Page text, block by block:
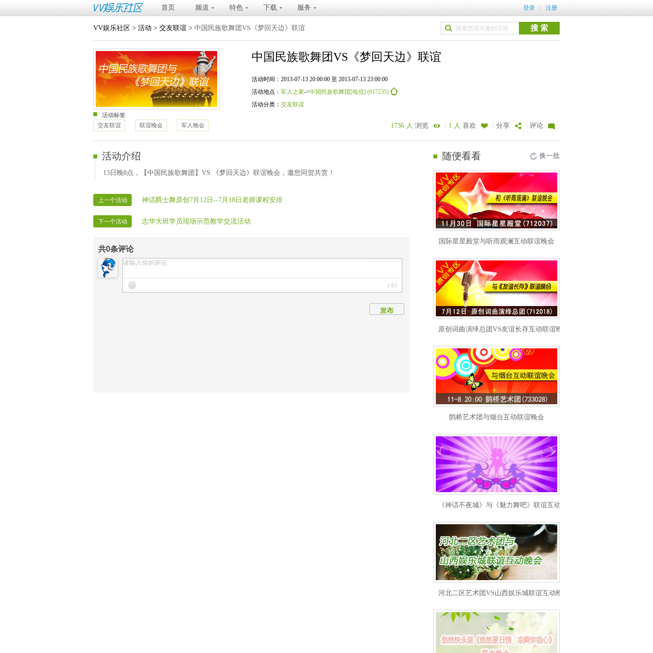
首页 频道 特色 下载 服务 登录 注册
VV娱乐社区 > 活动 > 交友联谊 > 中国民族歌舞团VS《梦回天边》联谊
中国民族歌舞团VS《梦回天边》联谊
活动时间：2013-07-13 20:00:00 至 2013-07-13 23:00:00
活动地点： 军人之家->中国民族歌舞团[电信] (617235)
活动分类： 交友联谊
活动标签
交友联谊
联谊晚会 军人晚会 1736 人 浏览 | 1 人 喜欢 | 分享 | 评论
活动介绍
13日晚8点，【中国民族歌舞团】VS 《梦回天边》联谊晚会，邀您同贺共赏！
上一个活动 神话爵士舞原创7月12日--7月18日老师课程安排
下一个活动 志华大班学员现场示范教学交流活动
共0条评论
140
发布
随便看看 换一批
国际星星殿堂与听雨观澜互动联谊晚会
原创词曲演绎总团VS友谊长存互动联谊晚会
鹊桥艺术团与烟台互动联谊晚会
《神话不夜城》与《魅力舞吧》联谊互动晚会
河北二区艺术团VS山西娱乐城联谊互动晚会